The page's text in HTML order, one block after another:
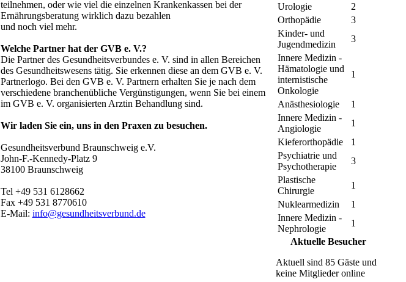
teilnehmen, oder wie viel die einzelnen Krankenkassen bei der
Ernährungsberatung wirklich dazu bezahlen
und noch viel mehr.
Welche Partner hat der GVB e. V.?
Die Partner des Gesundheitsverbundes e. V. sind in allen Bereichen
des Gesundheitswesens tätig. Sie erkennen diese an dem GVB e. V.
Partnerlogo. Bei den GVB e. V. Partnern erhalten Sie je nach dem
verschiedene branchenübliche Vergünstigungen, wenn Sie bei einem
im GVB e. V. organisierten Arztin Behandlung sind.
Wir laden Sie ein, uns in den Praxen zu besuchen.
Gesundheitsverbund Braunschweig e.V.
John-F.-Kennedy-Platz 9
38100 Braunschweig
Tel +49 531 6128662
Fax +49 531 8770610
E-Mail: info@gesundheitsverbund.de
Urologie
2
Orthopädie
3
Kinder- und
Jugendmedizin
3
Innere Medizin -
Hämatologie und
internistische
Onkologie
1
Anästhesiologie
1
Innere Medizin -
Angiologie
1
Kieferorthopädie
1
Psychiatrie und
Psychotherapie
3
Plastische
Chirurgie
1
Nuklearmedizin
1
Innere Medizin -
Nephrologie
1
Aktuelle Besucher
Aktuell sind 85 Gäste und
keine Mitglieder online